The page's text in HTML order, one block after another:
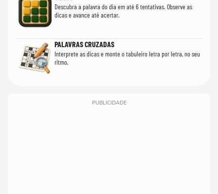
Descubra a palavra do dia em até 6 tentativas. Observe as
dicas e avance até acertar.
PALAVRAS CRUZADAS
Interprete as dicas e monte o tabuleiro letra por letra, no seu
ritmo.
PUBLICIDADE